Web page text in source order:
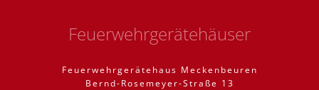
Feuerwehrgerätehäuser
Feuerwehrgerätehaus Meckenbeuren
Bernd-Rosemeyer-Straße 13